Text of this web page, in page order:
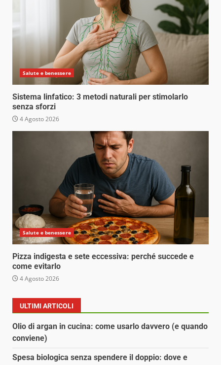
Salute e benessere
Sistema linfatico: 3 metodi naturali per stimolarlo
senza sforzi
4 Agosto 2026
Salute e benessere
Pizza indigesta e sete eccessiva: perché succede e
come evitarlo
4 Agosto 2026
ULTIMI ARTICOLI
Olio di argan in cucina: come usarlo davvero (e quando
conviene)
Spesa biologica senza spendere il doppio: dove e